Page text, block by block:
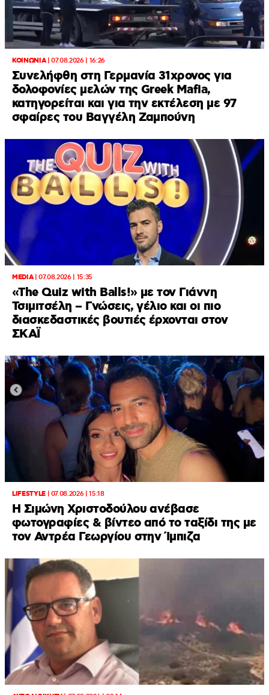
ΚΟΙΝΩΝΙΑ|07.08.2026 | 16:26
Συνελήφθη στη Γερμανία 31χρονος για
δολοφονίες μελών της Greek Mafia,
κατηγορείται και για την εκτέλεση με 97
σφαίρες του Βαγγέλη Ζαμπούνη
MEDIA|07.08.2026 | 15:35
«The Quiz with Balls!» με τον Γιάννη
Τσιμιτσέλη – Γνώσεις, γέλιο και οι πιο
διασκεδαστικές βουτιές έρχονται στον
ΣΚΑΪ
LIFESTYLE| 07.08.2026 | 15:18
Η Σιμώνη Χριστοδούλου ανέβασε
φωτογραφίες & βίντεο από το ταξίδι της με
τον Αντρέα Γεωργίου στην Ίμπιζα